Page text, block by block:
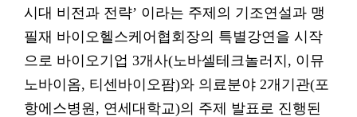
시대 비전과 전략’ 이라는 주제의 기조연설과 맹
필재 바이오헬스케어협회장의 특별강연을 시작
으로 바이오기업 3개사(노바셀테크놀러지, 이뮤
노바이옴, 티센바이오팜)와 의료분야 2개기관(포
항에스병원, 연세대학교)의 주제 발표로 진행된